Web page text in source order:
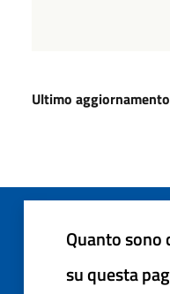
Ultimo aggiornamento
Quanto
su questa